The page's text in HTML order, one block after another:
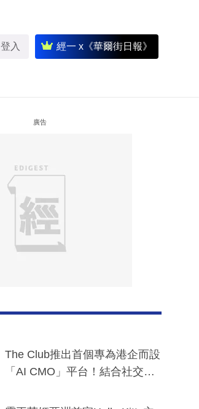
登入 經一 x《華爾街日報》
廣告
The Club推出首個專為港企而設
「AI CMO」平台！結合社交聆
分鐘生成「貼地」宣傳短片